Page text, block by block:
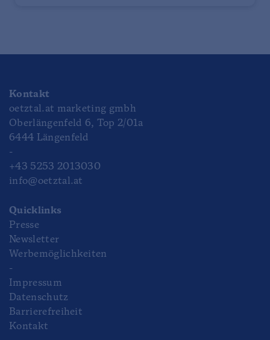
Kontakt
oetztal.at marketing gmbh
Oberlängenfeld 6, Top 2/01a
6444 Längenfeld
-
+43 5253 2013030
info@oetztal.at
Quicklinks
Presse
Newsletter
Werbemöglichkeiten
-
Impressum
Datenschutz
Barrierefreiheit
Kontakt